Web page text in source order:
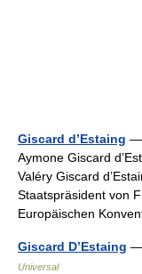
Giscard d’Estaing —
Aymone Giscard
Valéry Giscard
Staatspräsident von
Europäischen
Giscard D’Estaing —
Universal